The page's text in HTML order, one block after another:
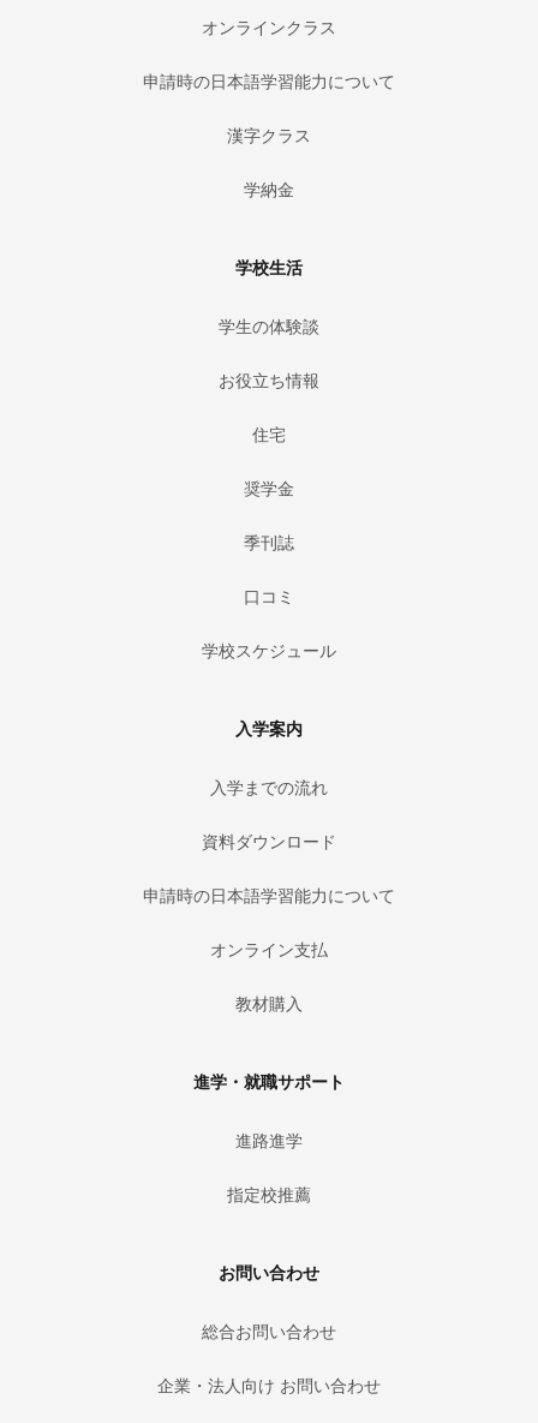
オンラインクラス
申請時の日本語学習能力について
漢字クラス
学納金
学校生活
学生の体験談
お役立ち情報
住宅
奨学金
季刊誌
口コミ
学校スケジュール
入学案内
入学までの流れ
資料ダウンロード
申請時の日本語学習能力について
オンライン支払
教材購入
進学・就職サポート
進路進学
指定校推薦
お問い合わせ
総合お問い合わせ
企業・法人向け お問い合わせ